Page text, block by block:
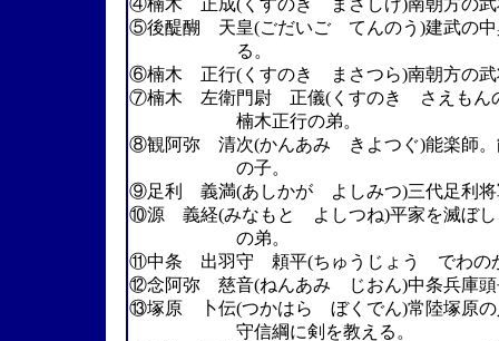
④楠木 正成(くすのき まさしげ)南朝方の武
⑤後醍醐 天皇(ごだいご てんのう)建武の中
る。
⑥楠木 正行(くすのき まさつら)南朝方の武
⑦楠木 左衛門尉 正儀(くすのき さえもん
楠木正行の弟。
⑧観阿弥 清次(かんあみ きよつぐ)能楽師。
の子。
⑨足利 義満(あしかが よしみつ)三代足利将
⑩源 義経(みなもと よしつね)平家を滅ぼし
の弟。
⑪中条 出羽守 頼平(ちゅうじょう でわの
⑫念阿弥 慈音(ねんあみ じおん)中条兵庫頭
⑬塚原 卜伝(つかはら ぼくでん)常陸塚原の
守信綱に剣を教える。